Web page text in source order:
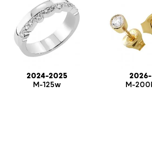
2024-2025
M-125w
2026-
M-